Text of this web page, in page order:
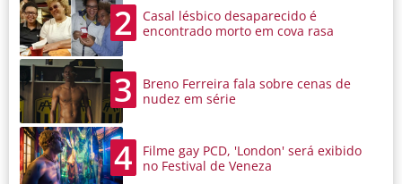
2
Casal lésbico desaparecido é
encontrado morto em cova rasa
3
Breno Ferreira fala sobre cenas de
nudez em série
4
Filme gay PCD, 'London' será exibido
no Festival de Veneza